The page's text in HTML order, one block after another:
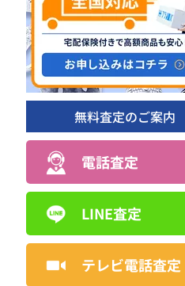
無料査定のご案内
電話査定
LINE査定
テレビ電話査定